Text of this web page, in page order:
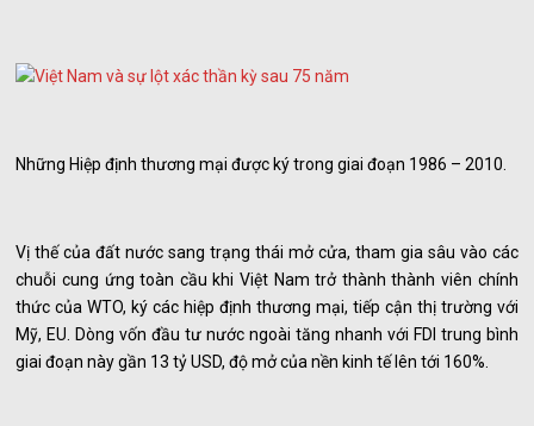
Những Hiệp định thương mại được ký trong giai đoạn 1986 – 2010.
Vị thế của đất nước sang trạng thái mở cửa, tham gia sâu vào các
chuỗi cung ứng toàn cầu khi Việt Nam trở thành thành viên chính
thức của WTO, ký các hiệp định thương mại, tiếp cận thị trường với
Mỹ, EU. Dòng vốn đầu tư nước ngoài tăng nhanh với FDI trung bình
giai đoạn này gần 13 tỷ USD, độ mở của nền kinh tế lên tới 160%.